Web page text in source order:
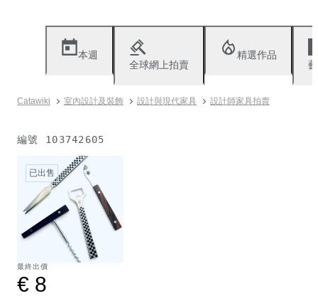
本週
全球網上拍賣
精選作品
Catawiki 室內設計及裝飾 設計與現代家具 設計師家具拍賣
編號 103742605
已出售
最終出價
€ 8